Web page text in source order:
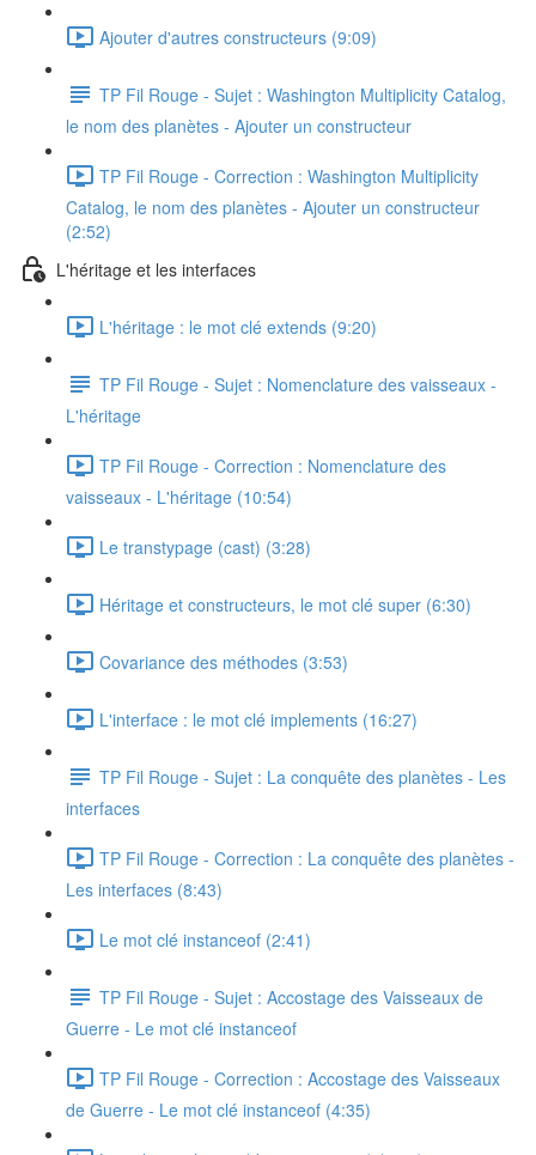
Ajouter d'autres constructeurs (9:09)
TP Fil Rouge - Sujet : Washington Multiplicity Catalog,
le nom des planètes - Ajouter un constructeur
TP Fil Rouge - Correction : Washington Multiplicity
Catalog, le nom des planètes - Ajouter un constructeur
(2:52)
L'héritage et les interfaces
L'héritage : le mot clé extends (9:20)
TP Fil Rouge - Sujet : Nomenclature des vaisseaux -
L'héritage
TP Fil Rouge - Correction : Nomenclature des
vaisseaux - L'héritage (10:54)
Le transtypage (cast) (3:28)
Héritage et constructeurs, le mot clé super (6:30)
Covariance des méthodes (3:53)
L'interface : le mot clé implements (16:27)
TP Fil Rouge - Sujet : La conquête des planètes - Les
interfaces
TP Fil Rouge - Correction : La conquête des planètes -
Les interfaces (8:43)
Le mot clé instanceof (2:41)
TP Fil Rouge - Sujet : Accostage des Vaisseaux de
Guerre - Le mot clé instanceof
TP Fil Rouge - Correction : Accostage des Vaisseaux
de Guerre - Le mot clé instanceof (4:35)